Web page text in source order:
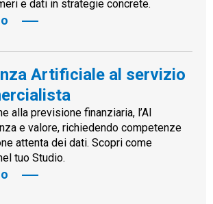
e dati in strategie concrete.
Artificiale al servizio
alla previsione finanziaria, l’AI
e valore, richiedendo competenze
attenta dei dati. Scopri come
tuo Studio.